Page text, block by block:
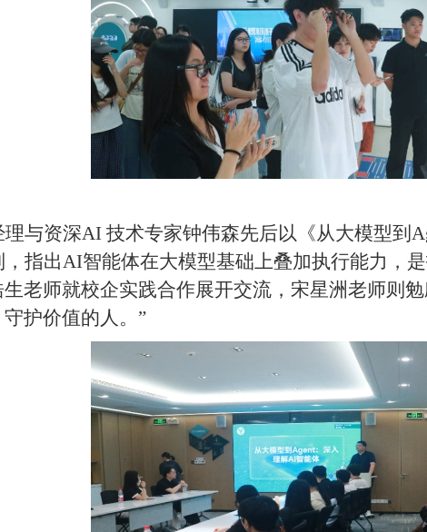
与资深AI 技术专家钟伟森先后以《从大模型到
指出AI智能体在大模型基础上叠加执行能力，
老师就校企实践合作展开交流，宋星洲老师则 勉
护价值的人。 ”